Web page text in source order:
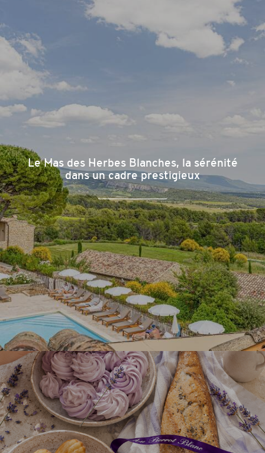
Le Mas des Herbes Blanches, la sérénité
dans un cadre prestigieux